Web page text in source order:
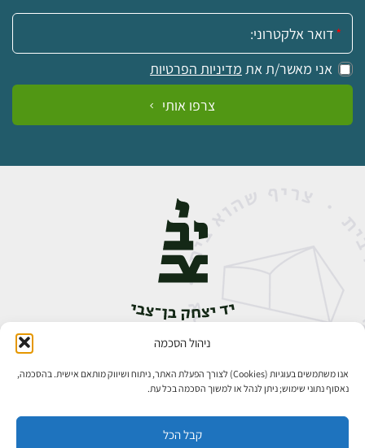
ניהול הסכמה
אנו משתמשים בעוגיות (Cookies) לצורך הפעלת האתר, ניתוח ושיווק מותאם אישית. בהסכמה,
נאסוף נתוני שימוש; ניתן לנהל או למשוך הסכמה בכל עת.
קבל הכל
אימייל:
אני מאשר/ת את מדיניות הפרטיות
צרפו אותי
אבן גבירול 14, רחביה, ירושלים